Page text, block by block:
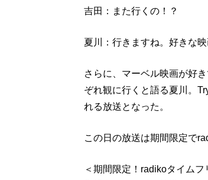
吉田：また行くの！？
夏川：行きますね。好きな
さらに、マーベル映画が好
ぞれ観に行くと語る夏川。
れる放送となった。
この日の放送は期間限定で
＜期間限定！radikoタイムフ